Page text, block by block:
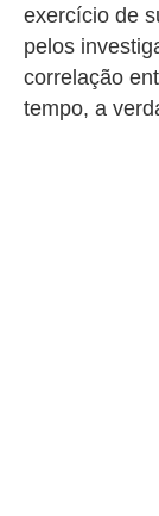
exercício de
pelos
correlação
tempo, a